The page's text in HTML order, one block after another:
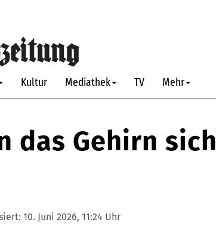
Kultur Mediathek TV Mehr
das Gehirn sich
10. Juni 2026, 11:24 Uhr